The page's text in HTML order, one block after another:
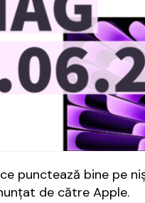
punctează bine pe
de către Apple.